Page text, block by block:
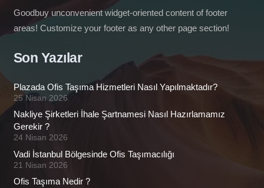
Goodbuy unconvenient widget-oriented content of footer
areas! Customize your footer as any other page section!
Son Yazılar
Plazada Ofis Taşıma Hizmetleri Nasıl Yapılmaktadır?
25 Nisan 2026
Nakliye Şirketleri İhale Şartnamesi Nasıl Hazırlamamız
Gerekir ?
24 Nisan 2026
Vadi İstanbul Bölgesinde Ofis Taşımacılığı
21 Nisan 2026
Ofis Taşıma Nedir ?